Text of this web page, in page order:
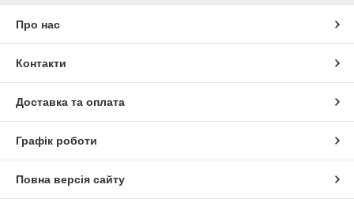
Про нас
Контакти
Доставка та оплата
Графік роботи
Повна версія сайту